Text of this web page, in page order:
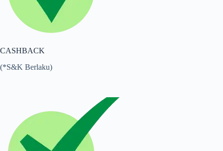
CASHBACK
(*S&K Berlaku)